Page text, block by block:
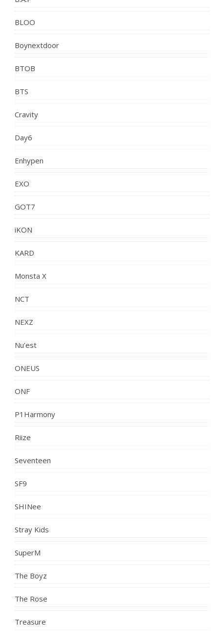
BLOO
Boynextdoor
BTOB
BTS
Cravity
Day6
Enhypen
EXO
GOT7
iKON
KARD
Monsta X
NCT
NEXZ
Nu’est
ONEUS
ONF
P1Harmony
Riize
Seventeen
SF9
SHINee
Stray Kids
SuperM
The Boyz
The Rose
Treasure